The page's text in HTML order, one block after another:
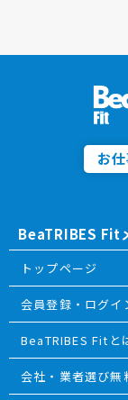
お
BeaTRIBES Fit
トップページ
会員登録・ログイ
BeaTRIBES Fitと
会社・業者選び無